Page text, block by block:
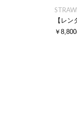
【レ
￥8,800